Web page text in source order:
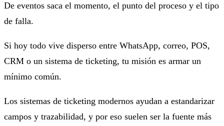
De eventos saca el momento, el punto del proceso y el tipo
de falla.
Si hoy todo vive disperso entre WhatsApp, correo, POS,
CRM o un sistema de ticketing, tu misión es armar un
mínimo común.
Los sistemas de ticketing modernos ayudan a estandarizar
campos y trazabilidad, y por eso suelen ser la fuente más